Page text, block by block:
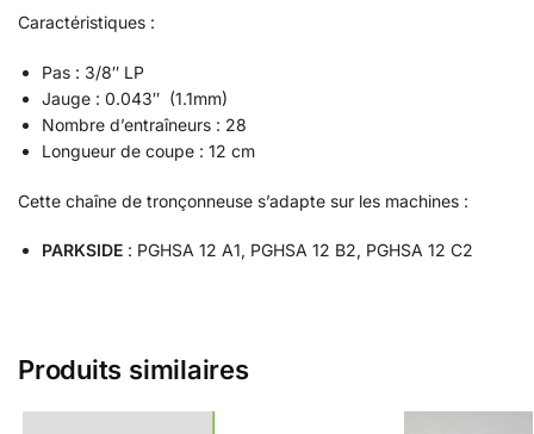
Caractéristiques :
Pas : 3/8″ LP
Jauge : 0.043″ (1.1mm)
Nombre d’entraîneurs : 28
Longueur de coupe : 12 cm
Cette chaîne de tronçonneuse s’adapte sur les machines :
PARKSIDE : PGHSA 12 A1, PGHSA 12 B2, PGHSA 12 C2
Produits similaires